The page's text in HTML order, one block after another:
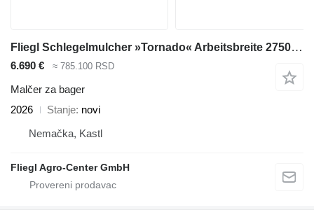
Fliegl Schlegelmulcher »Tornado« Arbeitsbreite 2750 mm / Dreipunktaufna
6.690 € ≈ 785.100 RSD
Malčer za bager
2026
Stanje novi
Nemačka, Kastl
Fliegl Agro-Center GmbH